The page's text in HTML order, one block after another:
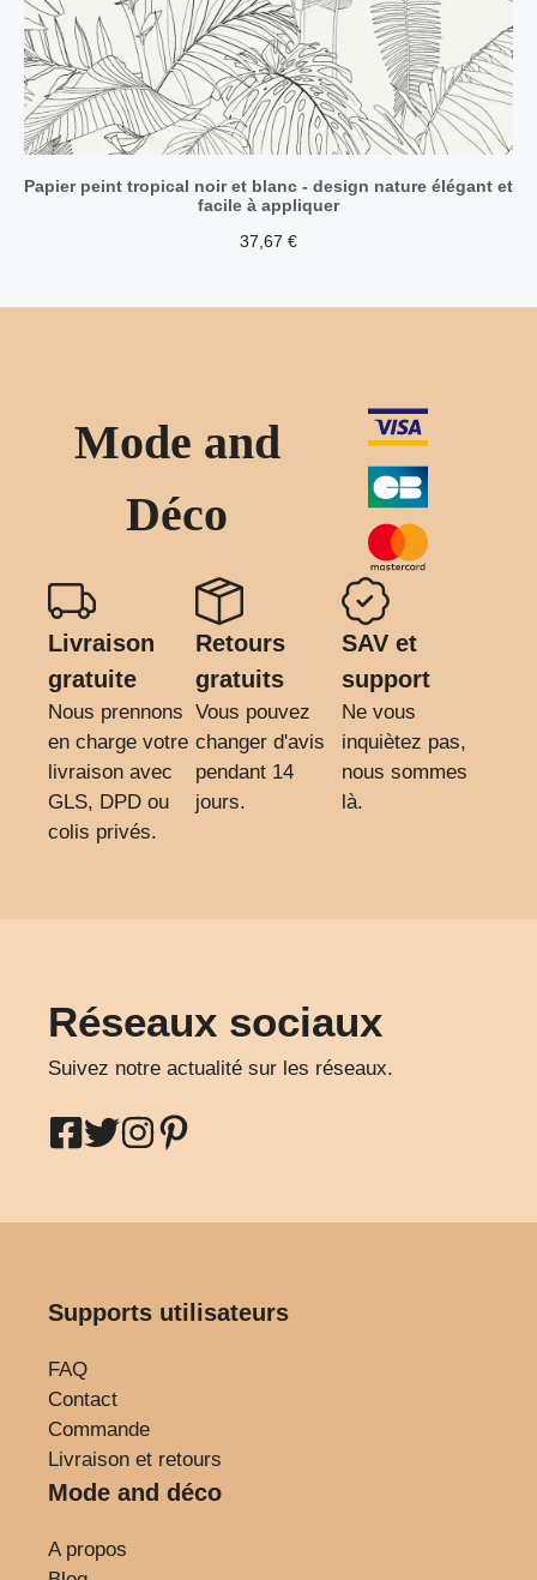
Papier peint tropical noir et blanc - design nature élégant et
facile à appliquer
37,67 €
Mode and
Déco
Livraison
gratuite
Nous prennons
en charge votre
livraison avec
GLS, DPD ou
colis privés.
Retours
gratuits
Vous pouvez
changer d'avis
pendant 14
jours.
SAV et
support
Ne vous
inquiètez pas,
nous sommes
là.
Réseaux sociaux
Suivez notre actualité sur les réseaux.
Supports utilisateurs
FAQ
Contact
Commande
Livraison et retours
Mode and déco
A propos